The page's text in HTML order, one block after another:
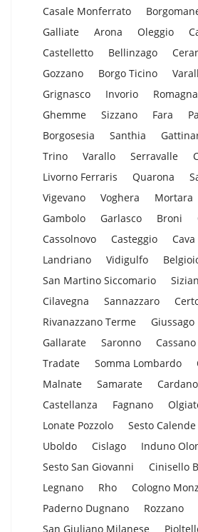
Casale Monferrato
Galliate
Arona Oleggio
Castelletto
Bellinzago
Gozzano
Borgo Ticino
Grignasco
Invorio
Ghemme
Sizzano Fara
Borgosesia
Santhia
Trino
Varallo Serravalle
Livorno Ferraris
Quarona
Vigevano
Voghera Mortara
Gambolo
Garlasco Broni
Cassolnovo
Casteggio
Landriano
Vidigulfo
San Martino Siccomario
Cilavegna
Sannazzaro
Rivanazzano Terme
Giussago
Gallarate
Saronno
Tradate
Somma Lombardo
Malnate
Samarate Cardano
Castellanza
Fagnano
Lonate Pozzolo
Sesto Calende
Uboldo
Cislago
Induno
Sesto San Giovanni
Cinisello
Legnano
Rho
Cologno
Paderno Dugnano
Rozzano
San Giuliano Milanese